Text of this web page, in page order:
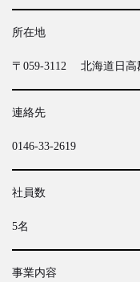
所在地
〒059-3112 北海道日高
連絡先
0146-33-2619
社員数
5名
事業内容